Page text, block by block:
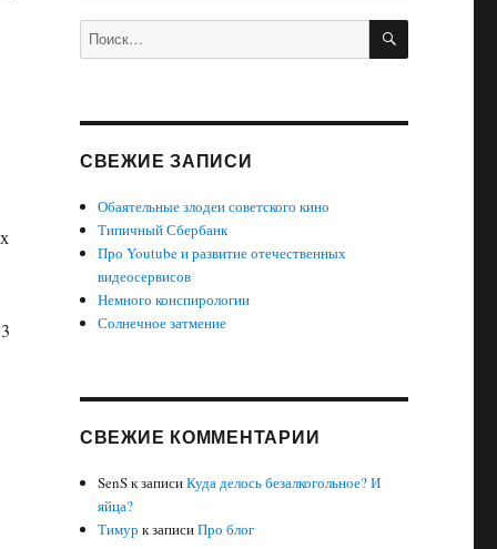
Искать: ПОИСК
СВЕЖИЕ ЗАПИСИ
Обаятельные злодеи советского кино
Типичный Сбербанк
Про Youtube и развитие отечественных
видеосервисов
Немного конспирологии
Солнечное затмение
СВЕЖИЕ КОММЕНТАРИИ
SenSк записиКуда делось безалкогольное? И
яйца?
Тимур к записиПро блог